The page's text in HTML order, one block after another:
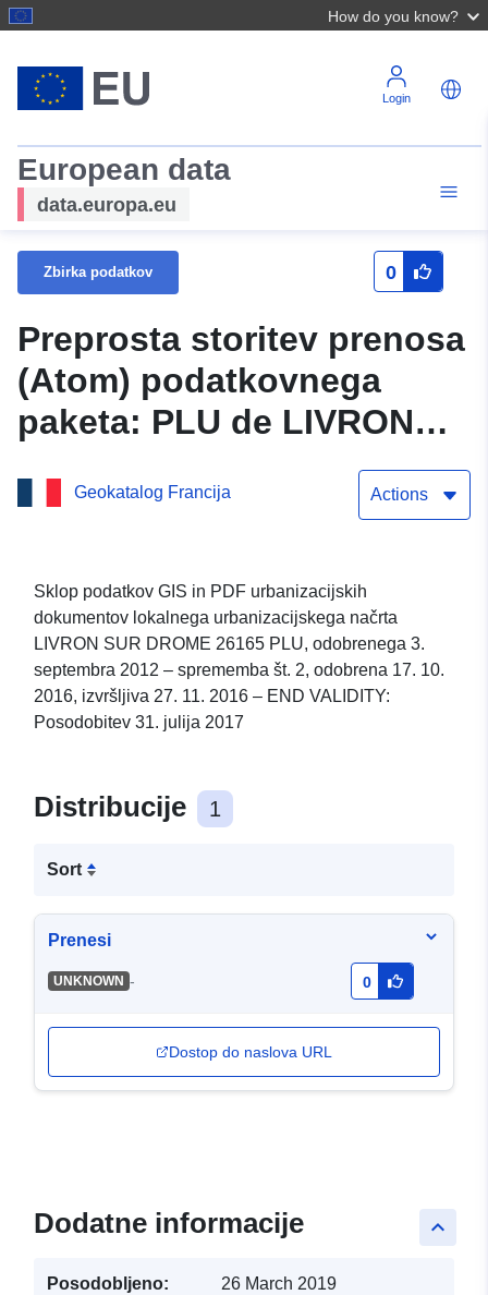
How do you know?
Login
European data
data.europa.eu
Zbirka podatkov 0
Preprosta storitev prenosa
(Atom) podatkovnega
paketa: PLU de LIVRON
Sprememba št.
ŽIVLJENJA: Posodobitev
31. julija 2017
Geokatalog Francija Actions
Sklop podatkov GIS in PDF urbanizacijskih
dokumentov lokalnega urbanizacijskega načrta
LIVRON SUR DROME 26165 PLU, odobrenega 3.
septembra 2012 – sprememba št. 2, odobrena 17. 10.
2016, izvršljiva 27. 11. 2016 – END VALIDITY:
Posodobitev 31. julija 2017
Distribucije 1
Sort
Prenesi
UNKNOWN - 0
Dostop do naslova URL
keyboard_arrow_up
Dodatne informacije
Posodobljeno: 26 March 2019